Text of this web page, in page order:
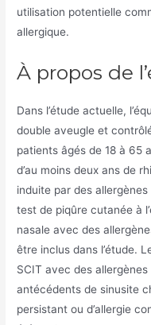
utilisation potentielle
allergique.
À propos de
Dans l’étude actuelle,
double aveugle et
patients âgés de 18 à 65
d’au moins deux ans de
induite par des
test de piqûre cutanée à
nasale avec des
être inclus dans l’étude.
SCIT avec des
antécédents de sinusite
persistant ou d’allergie